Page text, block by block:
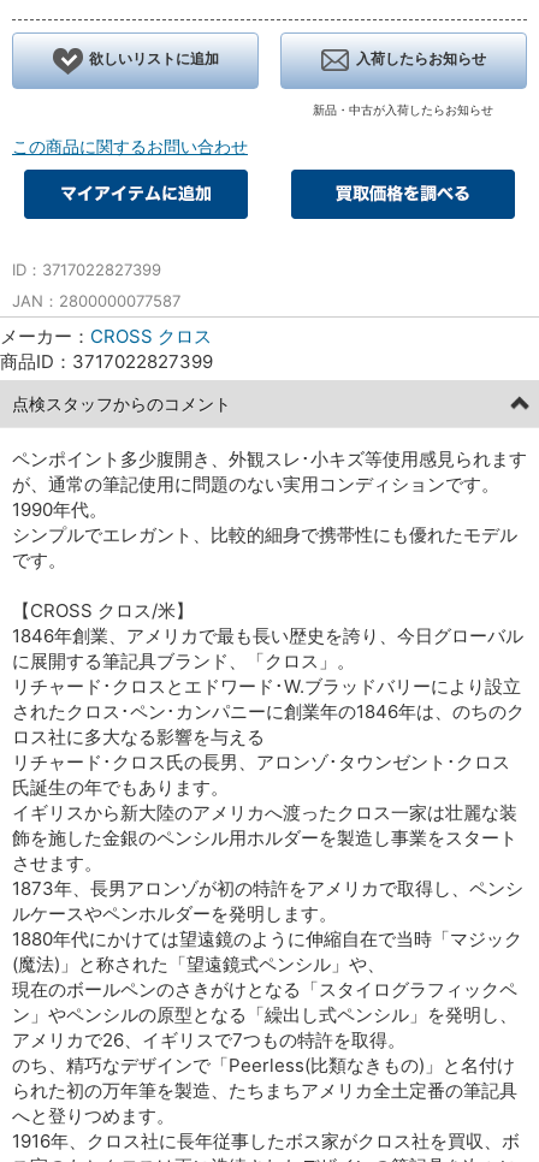
欲しいリストに追加 入荷したらお知らせ
新品・中古が入荷したらお知らせ
この商品に関するお問い合わせ
ID：3717022827399
JAN：2800000077587
メーカー： CROSS クロス
商品ID：3717022827399
点検スタッフからのコメント
ペンポイント多少腹開き、外観スレ･小キズ等使用感見られます
が、通常の筆記使用に問題のない実用コンディションです。
1990年代。
シンプルでエレガント、比較的細身で携帯性にも優れたモデル
です。
【CROSS クロス/米】
1846年創業、アメリカで最も長い歴史を誇り、今日グローバル
に展開する筆記具ブランド、「クロス」。
リチャード･クロスとエドワード･W.ブラッドバリーにより設立
されたクロス･ペン･カンパニーに創業年の1846年は、のちのク
ロス社に多大なる影響を与える
リチャード･クロス氏の長男、アロンゾ･タウンゼント･クロス
氏誕生の年でもあります。
イギリスから新大陸のアメリカへ渡ったクロス一家は壮麗な装
飾を施した金銀のペンシル用ホルダーを製造し事業をスタート
させます。
1873年、長男アロンゾが初の特許をアメリカで取得し、ペンシ
ルケースやペンホルダーを発明します。
1880年代にかけては望遠鏡のように伸縮自在で当時「マジック
(魔法)」と称された「望遠鏡式ペンシル」や、
現在のボールペンのさきがけとなる「スタイログラフィックペ
ン」やペンシルの原型となる「繰出し式ペンシル」を発明し、
アメリカで26、イギリスで7つもの特許を取得。
のち、精巧なデザインで「Peerless(比類なきもの)」と名付け
られた初の万年筆を製造、たちまちアメリカ全土定番の筆記具
へと登りつめます。
1916年、クロス社に長年従事したボス家がクロス社を買収、ボ